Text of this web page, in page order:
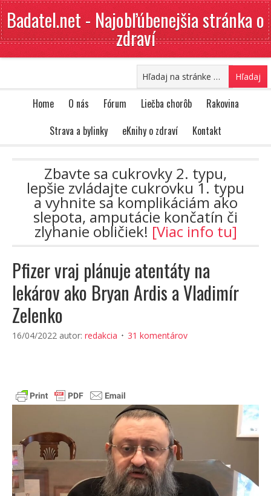
Badatel.net - Najobľúbenejšia stránka o
zdraví
Home O nás Fórum Liečba chorôb
Rakovina
Strava a bylinky
eKnihy o zdraví Kontakt
Zbavte sa cukrovky 2. typu,
lepšie zvládajte cukrovku 1. typu
a vyhnite sa komplikáciám ako
slepota, amputácie končatín či
zlyhanie obličiek! [Viac info tu]
Pfizer vraj plánuje atentáty na
lekárov ako Bryan Ardis a Vladimír
Zelenko
16/04/2022 autor: redakcia 31 komentárov